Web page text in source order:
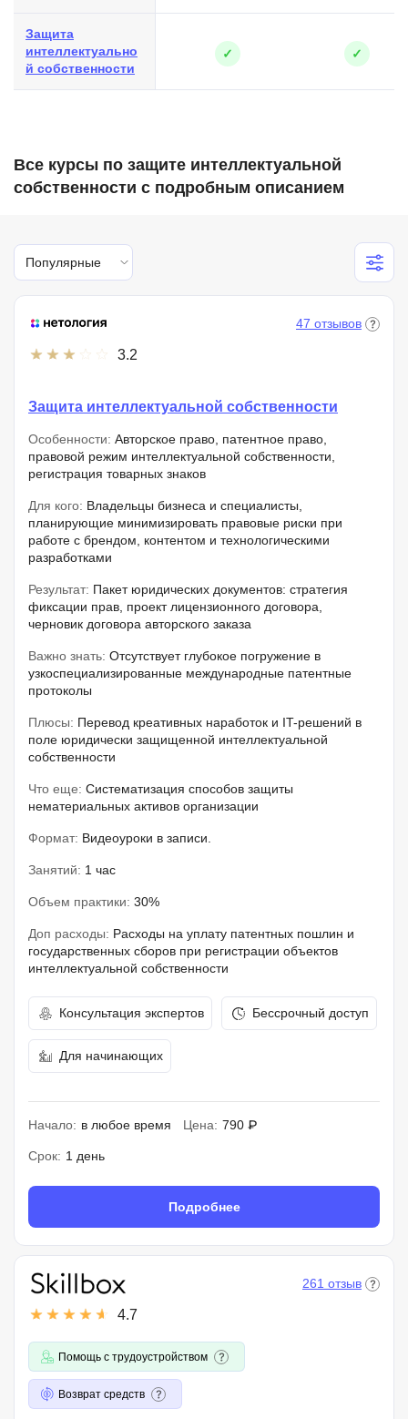
Защита
интеллектуально
й собственности
✓ ✓
Все курсы по защите интеллектуальной
собственности с подробным описанием
Популярные
3.2
47 отзывов
Защита интеллектуальной собственности
Особенности: Авторское право, патентное право,
правовой режим интеллектуальной собственности,
регистрация товарных знаков
Для кого: Владельцы бизнеса и специалисты,
планирующие минимизировать правовые риски при
работе с брендом, контентом и технологическими
разработками
Результат: Пакет юридических документов: стратегия
фиксации прав, проект лицензионного договора,
черновик договора авторского заказа
Важно знать: Отсутствует глубокое погружение в
узкоспециализированные международные патентные
протоколы
Плюсы: Перевод креативных наработок и IT-решений в
поле юридически защищенной интеллектуальной
собственности
Что еще: Систематизация способов защиты
нематериальных активов организации
Формат: Видеоуроки в записи.
Занятий: 1 час
Объем практики: 30%
Доп расходы: Расходы на уплату патентных пошлин и
государственных сборов при регистрации объектов
интеллектуальной собственности
Консультация экспертов Бессрочный доступ
Для начинающих
Начало: в любое время Цена: 790 ₽
Срок: 1 день
Подробнее
4.7
261 отзыв
Помощь с трудоустройством
Возврат средств